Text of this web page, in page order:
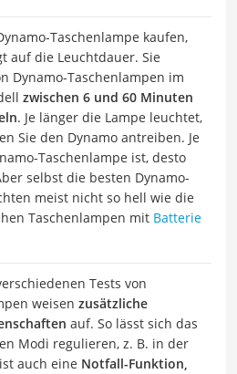
Taschenlampe kaufen,
auf die Leuchtdauer. Sie
Dynamo-Taschenlampen im
zwischen 6 und 60 Minuten
. Je länger die Lampe leuchtet,
Sie den Dynamo antreiben. Je
Taschenlampe ist, desto
selbst die besten Dynamo-
meist nicht so hell wie die
Taschenlampen mit Batterie
Tests von
weisen zusätzliche
auf. So lässt sich das
Modi regulieren, z. B. in der
auch eine Notfall-Funktion,